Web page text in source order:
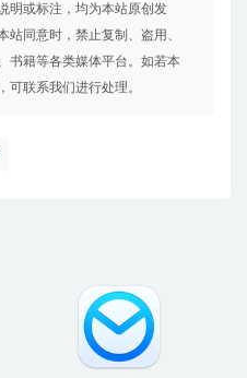
明或标注，均为本站原创发
站同意时，禁止复制、盗用、
书籍等各类媒体平台。如若本
可联系我们进行处理。